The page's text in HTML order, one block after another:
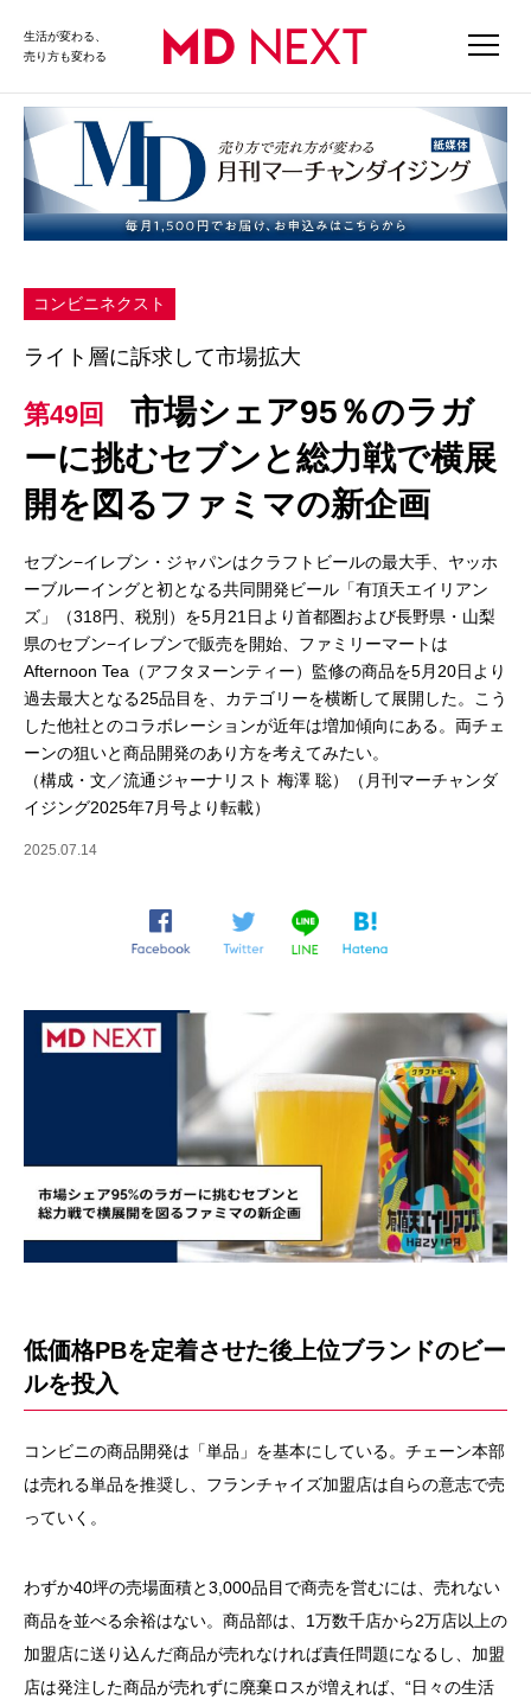
生活が変わる、
売り方も変わる
コンビニネクスト
ライト層に訴求して市場拡大
第49回
市場シェア95％のラガ
ーに挑むセブンと総力戦で横展
開を図るファミマの新企画
セブン−イレブン・ジャパンはクラフトビールの最大手、ヤッホ
ーブルーイングと初となる共同開発ビール「有頂天エイリアン
ズ」（318円、税別）を5月21日より首都圏および長野県・山梨
県のセブン−イレブンで販売を開始、ファミリーマートは
Afternoon Tea（アフタヌーンティー）監修の商品を5月20日より
過去最大となる25品目を、カテゴリーを横断して展開した。こう
した他社とのコラボレーションが近年は増加傾向にある。両チェ
ーンの狙いと商品開発のあり方を考えてみたい。
（構成・文／流通ジャーナリスト 梅澤 聡）（月刊マーチャンダ
イジング2025年7月号より転載）
2025.07.14
低価格PBを定着させた後上位ブランドのビー
ルを投入
コンビニの商品開発は「単品」を基本にしている。チェーン本部
は売れる単品を推奨し、フランチャイズ加盟店は自らの意志で売
っていく。
わずか40坪の売場面積と3,000品目で商売を営むには、売れない
商品を並べる余裕はない。商品部は、1万数千店から2万店以上の
加盟店に送り込んだ商品が売れなければ責任問題になるし、加盟
店は発注した商品が売れずに廃棄ロスが増えれば、“日々の生活